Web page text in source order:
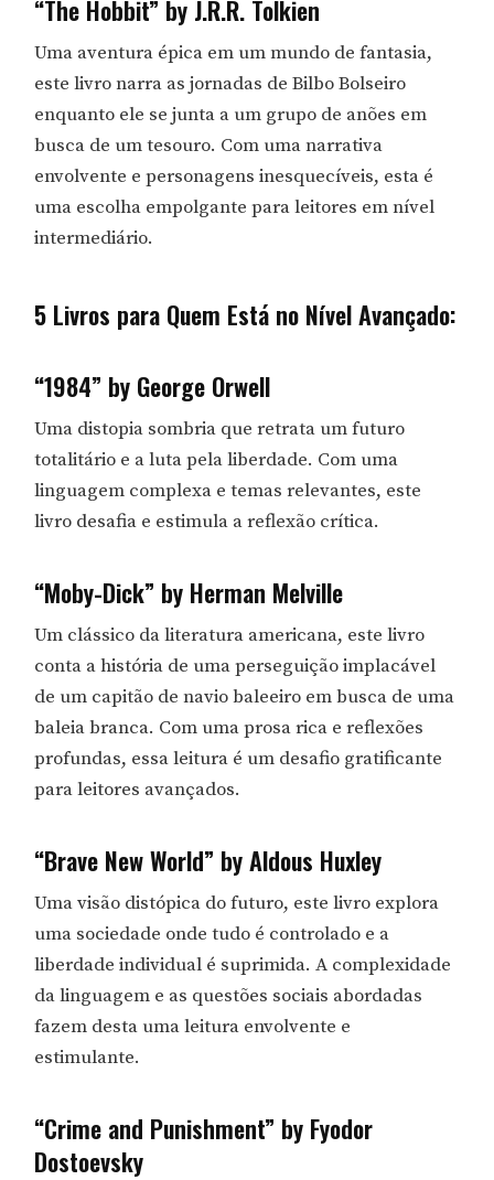
“The Hobbit” by J.R.R. Tolkien
Uma aventura épica em um mundo de fantasia,
este livro narra as jornadas de Bilbo Bolseiro
enquanto ele se junta a um grupo de anões em
busca de um tesouro. Com uma narrativa
envolvente e personagens inesquecíveis, esta é
uma escolha empolgante para leitores em nível
intermediário.
5 Livros para Quem Está no Nível Avançado:
“1984” by George Orwell
Uma distopia sombria que retrata um futuro
totalitário e a luta pela liberdade. Com uma
linguagem complexa e temas relevantes, este
livro desafia e estimula a reflexão crítica.
“Moby-Dick” by Herman Melville
Um clássico da literatura americana, este livro
conta a história de uma perseguição implacável
de um capitão de navio baleeiro em busca de uma
baleia branca. Com uma prosa rica e reflexões
profundas, essa leitura é um desafio gratificante
para leitores avançados.
“Brave New World” by Aldous Huxley
Uma visão distópica do futuro, este livro explora
uma sociedade onde tudo é controlado e a
liberdade individual é suprimida. A complexidade
da linguagem e as questões sociais abordadas
fazem desta uma leitura envolvente e
estimulante.
“Crime and Punishment” by Fyodor
Dostoevsky